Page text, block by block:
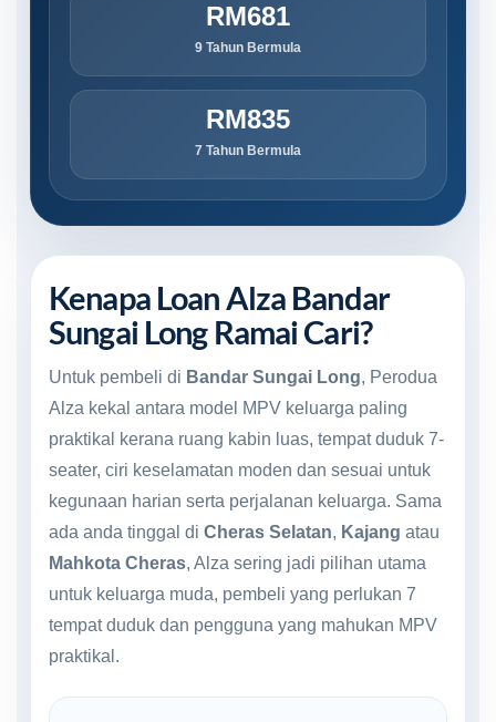
RM681
9 Tahun Bermula
RM835
7 Tahun Bermula
Kenapa Loan Alza Bandar
Sungai Long Ramai Cari?
Untuk pembeli di Bandar Sungai Long, Perodua
Alza kekal antara model MPV keluarga paling
praktikal kerana ruang kabin luas, tempat duduk 7-
seater, ciri keselamatan moden dan sesuai untuk
kegunaan harian serta perjalanan keluarga. Sama
ada anda tinggal di Cheras Selatan, Kajang atau
Mahkota Cheras, Alza sering jadi pilihan utama
untuk keluarga muda, pembeli yang perlukan 7
tempat duduk dan pengguna yang mahukan MPV
praktikal.